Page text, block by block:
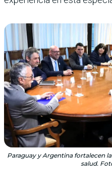
Paraguay y Argentina fortalecen
salud.